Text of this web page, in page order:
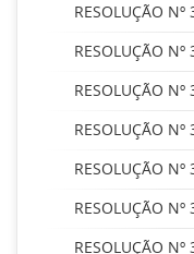
RESOLUÇÃO
RESOLUÇÃO
RESOLUÇÃO
RESOLUÇÃO
RESOLUÇÃO
RESOLUÇÃO
RESOLUÇÃO